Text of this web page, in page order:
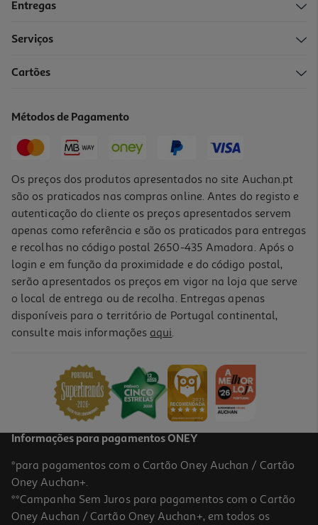
Entregas
Serviços
Cartões
Métodos de Pagamento
Os preços dos produtos apresentados no site Auchan.pt
são os praticados nas compras online. Antes do registo e
autenticação do cliente os preços apresentados servem
apenas como referência e são os praticados para entregas
e recolhas no código postal 2650-435 Amadora. Após o
login e em função da proximidade e do código postal,
serão apresentados os preços em vigor na loja que serve
o local de entrega ou de recolha. Entregas apenas
disponíveis para o território de Portugal continental,
consulte mais informações aqui.
Informações para pagamentos ONEY
*para pagamentos com o Cartão Oney Auchan / Cartão
Oney Auchan+.
**Campanha Sem Juros para pagamentos com o Cartão
Oney Auchan / Cartão Oney Auchan+, em todos os